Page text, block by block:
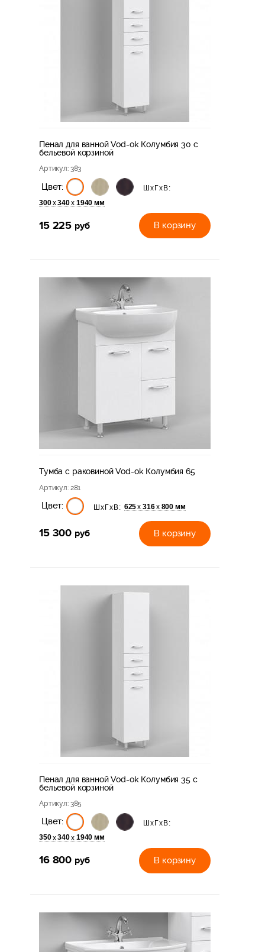
Пенал для ванной Vod-ok Колумбия 30 с
бельевой корзиной
Артикул: 383
Цвет:
ШхГхВ:
300х 340х 1940 мм
15 225 руб В корзину
Тумба с раковиной Vod-ok Колумбия 65
Артикул: 281
Цвет: ШхГхВ: 625х 316х 800 мм
15 300 руб В корзину
Пенал для ванной Vod-ok Колумбия 35 с
бельевой корзиной
Артикул: 385
Цвет:
ШхГхВ:
350х 340х 1940 мм
16 800 руб В корзину